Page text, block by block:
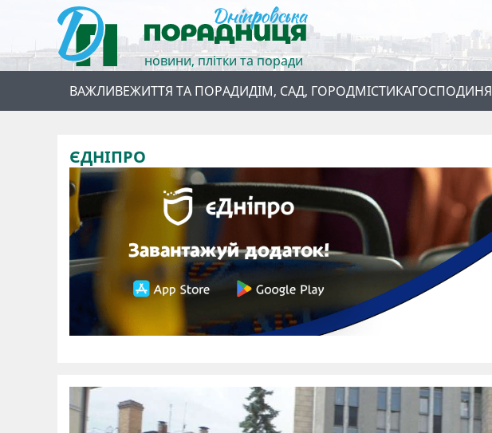
новини, плітки та поради
ВАЖЛИВЕЖИТТЯ ТА ПОРАДИДІМ, САД, ГОРОДМІСТИКАГОСПОДИНЯ
ЄДНІПРО